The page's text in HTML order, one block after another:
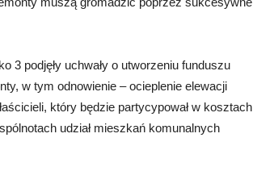
3 podjęły uchwały o utworzeniu funduszu
w tym odnowienie – ocieplenie elewacji
który będzie partycypował w kosztach
udział mieszkań komunalnych